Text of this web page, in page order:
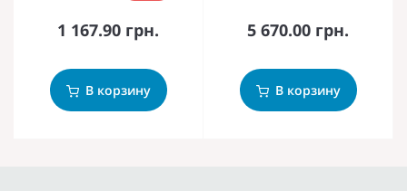
1 167.90 грн.
В корзину
5 670.00 грн.
В корзину